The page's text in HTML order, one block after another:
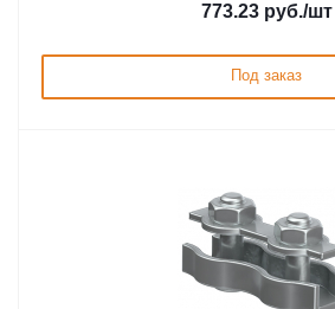
773.23руб./шт
Под заказ